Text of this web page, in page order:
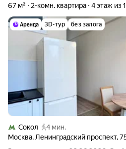
67 м² 2-комн. квартира 4 этаж из
3D-тур без залога
Сокол
4 мин.
Москва, Ленинградский проспект,